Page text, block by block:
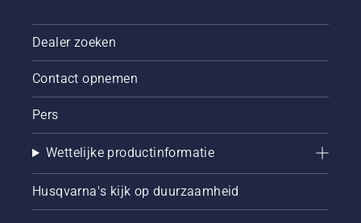
Dealer zoeken
Contact opnemen
Pers
Wettelijke productinformatie
Husqvarna's kijk op duurzaamheid